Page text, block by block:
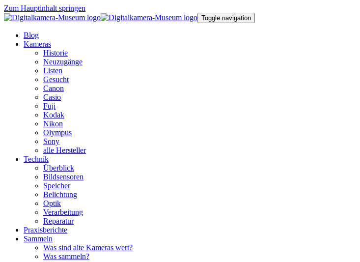
Zum Hauptinhalt springen
Toggle navigation
Blog
Kameras
Historie
Neuzugänge
Listen
Gesucht
Canon
Casio
Fuji
Kodak
Nikon
Olympus
Sony
alle Hersteller
Technik
Überblick
Bildsensoren
Speicher
Belichtung
Optik
Verarbeitung
Reparatur
Praxisberichte
Sammeln
Was sind alte Kameras wert?
Was sammeln?